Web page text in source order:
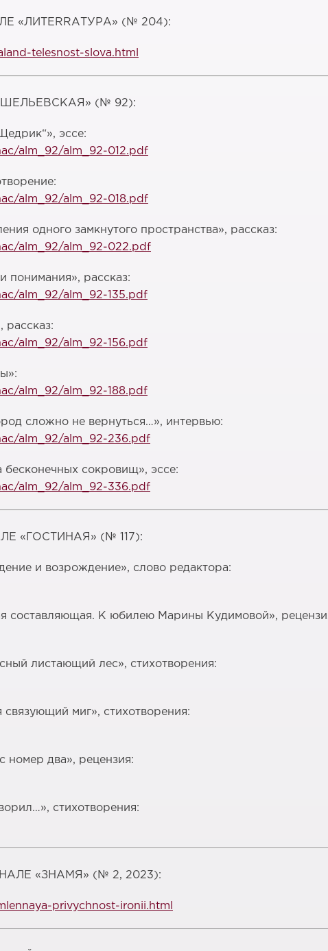
«ЛИTERRAТУРА» (№ 204):
telesnost-slova.html
(№ 92):
эссе:
alm_92/alm_92-012.pdf
alm_92/alm_92-018.pdf
одного замкнутого пространства», рассказ:
alm_92/alm_92-022.pdf
рассказ:
alm_92/alm_92-135.pdf
alm_92/alm_92-156.pdf
alm_92/alm_92-188.pdf
сложно не вернуться…», интервью:
alm_92/alm_92-236.pdf
сокровищ», эссе:
alm_92/alm_92-336.pdf
«ГОСТИНАЯ» (№ 117):
и возрождение», слово редактора:
составляющая. К юбилею Марины Кудимовой»,
листающий лес», стихотворения:
миг», стихотворения:
два», рецензия:
стихотворения:
«ЗНАМЯ» (№ 2, 2023):
privychnost-ironii.html